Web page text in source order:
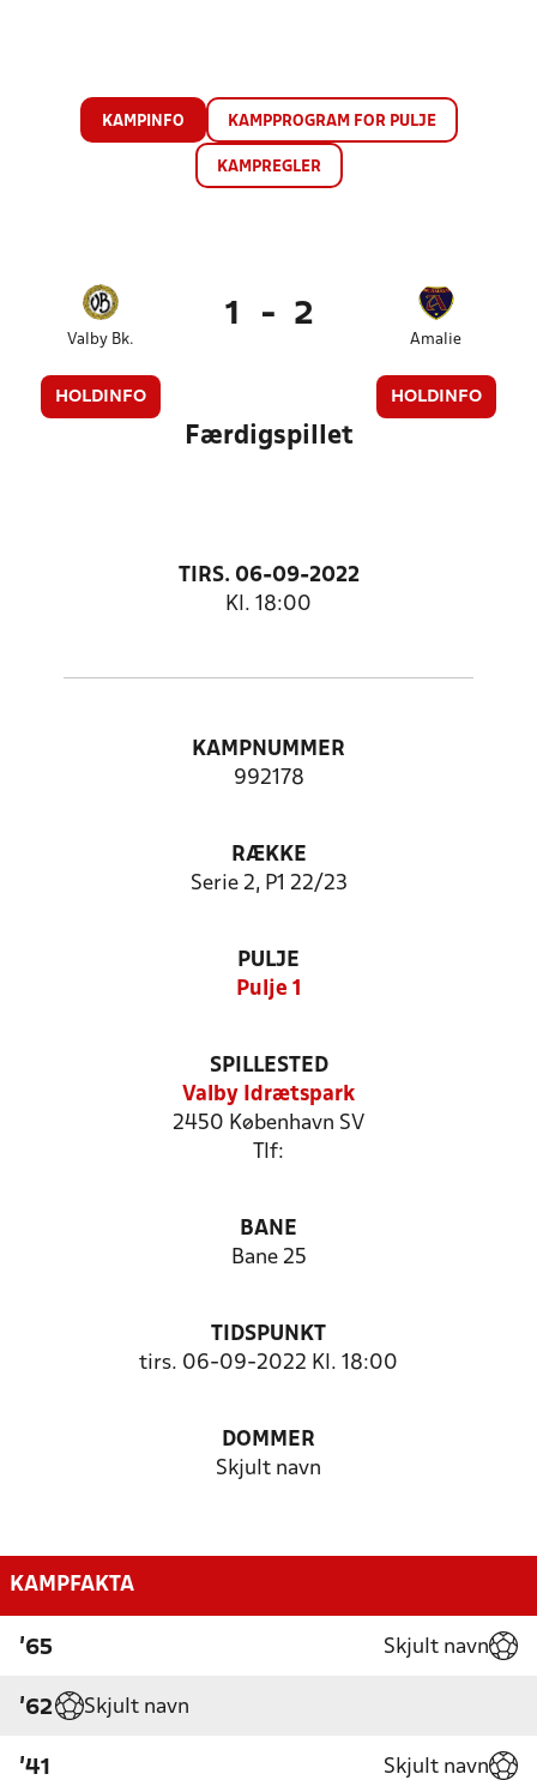
KAMPINFO KAMPPROGRAM FOR PULJE
KAMPREGLER
Valby Bk.
HOLDINFO
1 - 2
Amalie
HOLDINFO
Færdigspillet
TIRS. 06-09-2022
Kl. 18:00
KAMPNUMMER
992178
RÆKKE
Serie 2, P1 22/23
PULJE
Pulje 1
SPILLESTED
Valby Idrætspark
2450 København SV
Tlf:
BANE
Bane 25
TIDSPUNKT
tirs. 06-09-2022 Kl. 18:00
DOMMER
Skjult navn
KAMPFAKTA
'65 Skjult navn
'62 Skjult navn
'41 Skjult navn